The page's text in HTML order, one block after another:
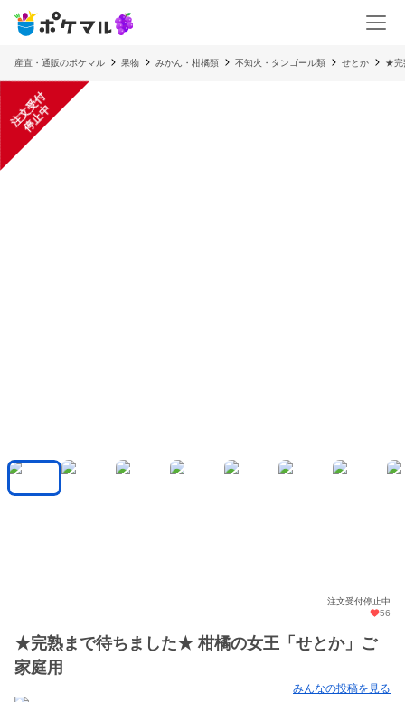
産直・通販のポケマル 果物 みかん・柑橘類 不知火・タンゴール類 せとか ★完
注
文
受
付
停
止
中
注文受付停止中
56
★完熟まで待ちました★ 柑橘の女王「せとか」ご
家庭用
みんなの投稿を見る